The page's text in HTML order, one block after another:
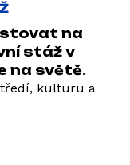
na
stáž v
na světě.
kulturu a